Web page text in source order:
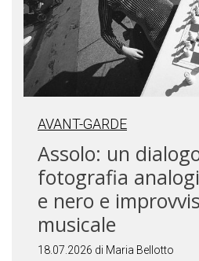
AVANT-GARDE
Assolo: un
fotografia
e nero e
musicale
18.07.2026 di Maria Bellotto